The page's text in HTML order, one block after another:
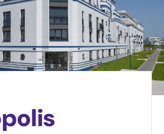
Santé
du groupe